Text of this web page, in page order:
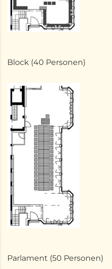
Block (40 Personen)
Parlament (50 Personen)